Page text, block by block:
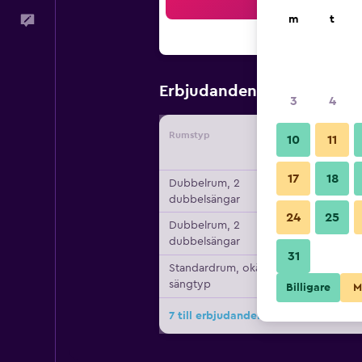
Erbjudanden från
Rumstyp
Dubbelrum, 2
dubbelsängar
Dubbelrum, 2
dubbelsängar
Standardrum, okänd
sängtyp
7 till erbjudanden för Hotel
m t
3 4
10 11
17 18
24 25
31
Billigare